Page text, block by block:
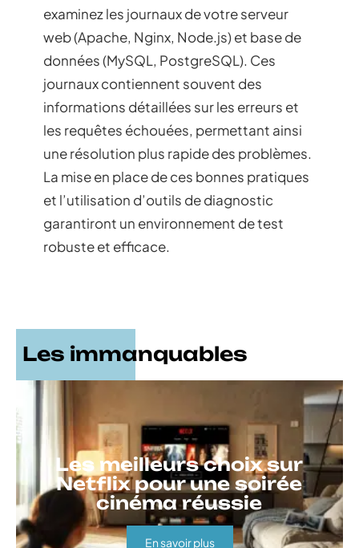
examinez les journaux de votre serveur
web (Apache, Nginx, Node.js) et base de
données (MySQL, PostgreSQL). Ces
journaux contiennent souvent des
informations détaillées sur les erreurs et
les requêtes échouées, permettant ainsi
une résolution plus rapide des problèmes.
La mise en place de ces bonnes pratiques
et l’utilisation d’outils de diagnostic
garantiront un environnement de test
robuste et efficace.
Les immanquables
Les meilleurs choix sur
Netflix pour une soirée
cinéma réussie
En savoir plus